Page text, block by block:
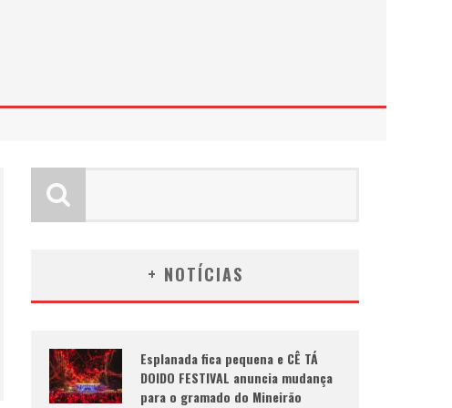
+ NOTÍCIAS
Esplanada fica pequena e CÊ TÁ
DOIDO FESTIVAL anuncia mudança
para o gramado do Mineirão